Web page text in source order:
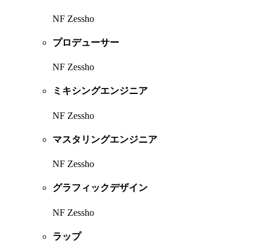
NF Zessho
プロデューサー
NF Zessho
ミキシングエンジニア
NF Zessho
マスタリングエンジニア
NF Zessho
グラフィックデザイン
NF Zessho
ラップ